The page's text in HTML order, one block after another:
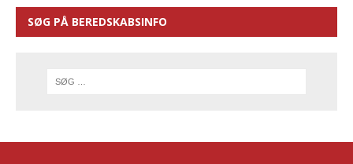
SØG PÅ BEREDSKABSINFO